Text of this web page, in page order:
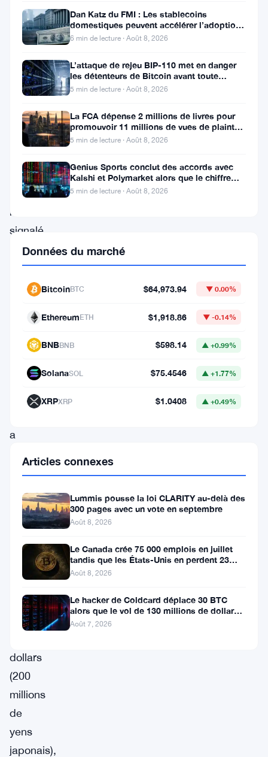
Metaplanet,
une
entreprise
publique
premier
plan
basée
Tokyo,
récemment
signalé
une
augmentation
significative
avoirs
bitcoin.
a
21,877
BTC
supplémentaires,
d’une
valeur
d’environ
1,26
million
dollars
(200
millions
de
yens
japonais),
Dan Katz du FMI : Les stablecoins
domestiques peuvent accélérer l’adoption
du dollar numérique
6 min de lecture · Août 8, 2026
L’attaque de rejeu BIP-110 met en danger
les détenteurs de Bitcoin avant toute
scission de chaîne
5 min de lecture · Août 8, 2026
La FCA dépense 2 millions de livres pour
promouvoir 11 millions de vues de plaintes
sur le financement
5 min de lecture · Août 8, 2026
Genius Sports conclut des accords avec
Kalshi et Polymarket alors que le chiffre
d’affaires du T2 atteint
5 min de lecture · Août 8, 2026
Données du marché
BitcoinBTC $64,973.94 ▼ 0.00%
EthereumETH $1,918.86 ▼ -0.14%
BNBBNB $598.14 ▲ +0.99%
SolanaSOL $75.4546 ▲ +1.77%
XRPXRP $1.0408 ▲ +0.49%
Articles connexes
Lummis pousse la loi CLARITY au-delà des
300 pages avec un vote en septembre
Août 8, 2026
Le Canada crée 75 000 emplois en juillet
tandis que les États-Unis en perdent 23
000, Bitcoin reste à 65K
Août 8, 2026
Le hacker de Coldcard déplace 30 BTC
alors que le vol de 130 millions de dollars
entre dans une nouvelle phase
Août 7, 2026